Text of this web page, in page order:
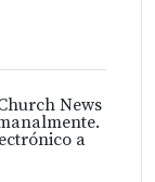
News
a